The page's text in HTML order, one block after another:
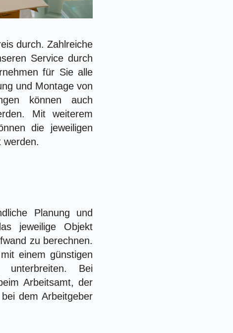
durch. Zahlreiche
Service durch
für Sie alle
und Montage von
können auch
Mit weiterem
die jeweiligen
werden.
Planung und
jeweilige Objekt
zu berechnen.
einem günstigen
Bei
Arbeitsamt, der
dem Arbeitgeber